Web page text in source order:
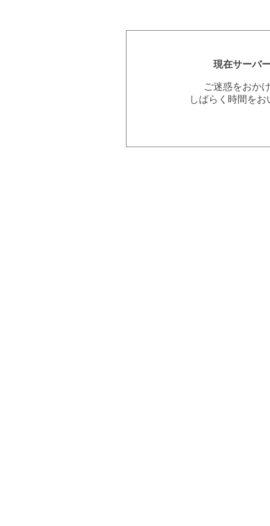
現在サーバ
ご迷惑をおか
しばらく時間を